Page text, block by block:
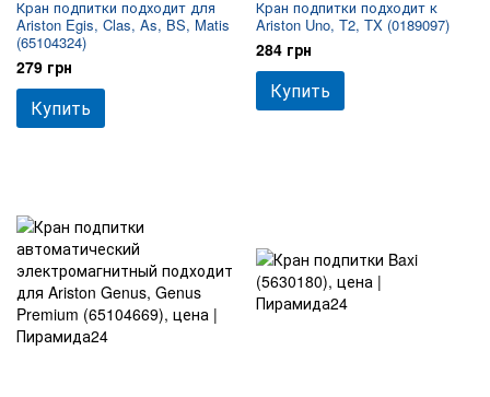
Кран подпитки подходит для
Ariston Egis, Clas, As, BS, Matis
(65104324)
279 грн
Купить
Кран подпитки подходит к
Ariston Uno, T2, TX (0189097)
284 грн
Купить